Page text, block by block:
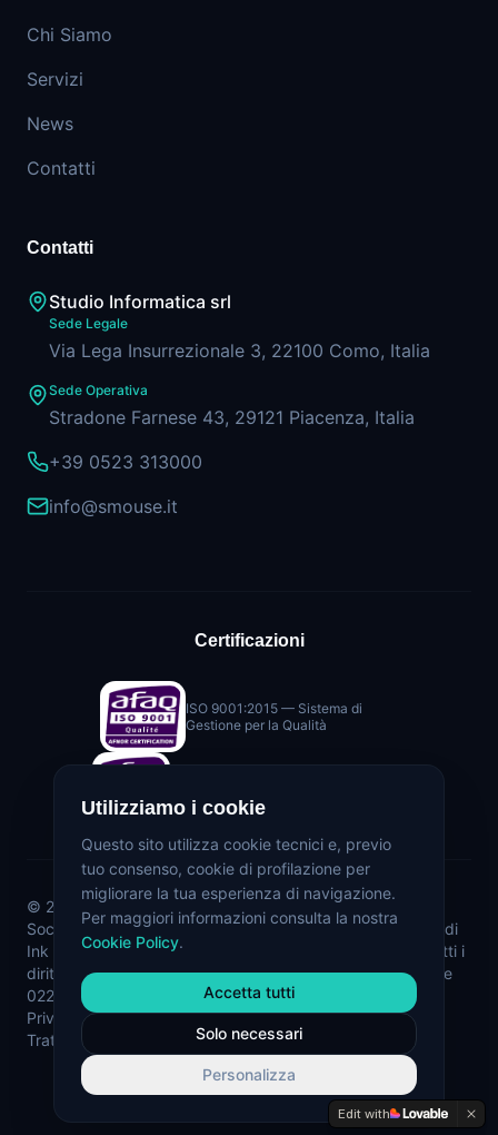
Chi Siamo
Servizi
News
Contatti
Contatti
Studio Informatica srl
Sede Legale
Via Lega Insurrezionale 3, 22100 Como, Italia
Sede Operativa
Stradone Farnese 43, 29121 Piacenza, Italia
+39 0523 313000
info@smouse.it
Certificazioni
ISO 9001:2015 — Sistema di
Gestione per la Qualità
— Sicurezza delle Informazioni
© 2026
Studio Informatica Srl - Società a socio unico -
Società soggetta all'attività di direzione e coordinamento di
Ink (BC) Holdco S.p.A. - codice fiscale 14254460968. Tutti i
diritti riservati. | P. IVA 02223210135 - N. Registro Imprese
02223210135 - REA Co-247531
Privacy PolicyCookie PolicyCodice EticoCertificazioni
Trattamento Dati
Informativa Marketing Whistleblowing
Utilizziamo i cookie
Questo sito utilizza cookie tecnici e, previo
tuo consenso, cookie di profilazione per
migliorare la tua esperienza di navigazione.
Per maggiori informazioni consulta la nostra
Cookie Policy.
Accetta tutti
Solo necessari
Personalizza
Edit with